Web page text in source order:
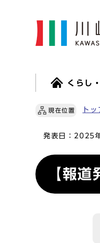
くらし
現在位置 トッ
発表日： 2025
【報